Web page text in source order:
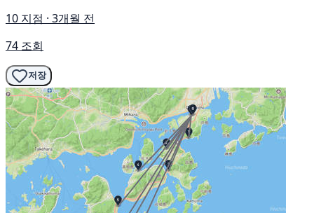
10 지점 · 3개월 전
74 조회
저장